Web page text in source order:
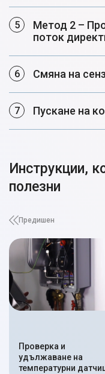
Метод 2 –
поток
Смяна на
Пускане на
Инструкции,
полезни
Предишен
Проверка и
удължаване на
температурни